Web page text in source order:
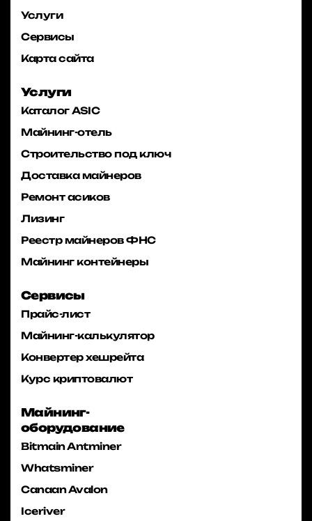
Услуги
Сервисы
Карта сайта
Услуги
Каталог ASIC
Майнинг-отель
Строительство под ключ
Доставка майнеров
Ремонт асиков
Лизинг
Реестр майнеров ФНС
Майнинг контейнеры
Сервисы
Прайс-лист
Майнинг-калькулятор
Конвертер хешрейта
Курс криптовалют
Майнинг-
оборудование
Bitmain Antminer
Whatsminer
Canaan Avalon
Iceriver